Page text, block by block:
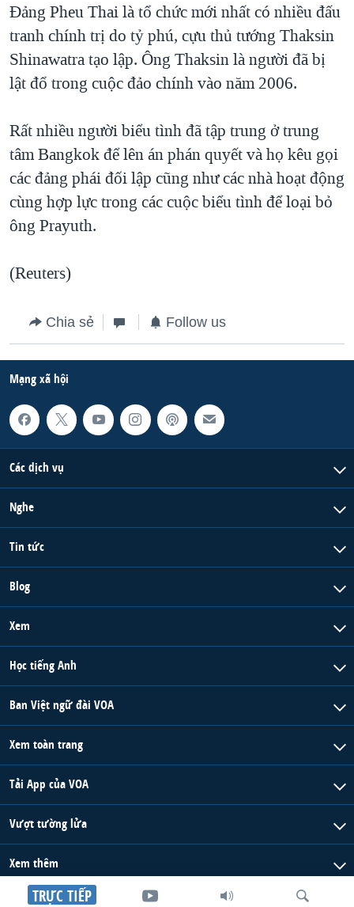
TRỰC TIẾP
Đảng Pheu Thai là tổ chức mới nhất có nhiều đấu
tranh chính trị do tỷ phú, cựu thủ tướng Thaksin
Shinawatra tạo lập. Ông Thaksin là người đã bị
lật đổ trong cuộc đảo chính vào năm 2006.
Rất nhiều người biểu tình đã tập trung ở trung
tâm Bangkok để lên án phán quyết và họ kêu gọi
các đảng phái đối lập cũng như các nhà hoạt động
cùng hợp lực trong các cuộc biểu tình để loại bỏ
ông Prayuth.
(Reuters)
Chia sẻ Follow us
Mạng xã hội
Các dịch vụ
Nghe
Tin tức
Blog
Xem
Học tiếng Anh
Ban Việt ngữ đài VOA
Xem toàn trang
Tải App của VOA
Vượt tường lửa
Xem thêm